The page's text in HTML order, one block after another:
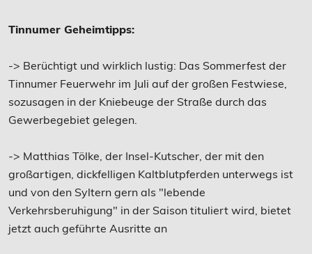
Tinnumer Geheimtipps:
-> Berüchtigt und wirklich lustig: Das Sommerfest der
Tinnumer Feuerwehr im Juli auf der großen Festwiese,
sozusagen in der Kniebeuge der Straße durch das
Gewerbegebiet gelegen.
-> Matthias Tölke, der Insel-Kutscher, der mit den
großartigen, dickfelligen Kaltblutpferden unterwegs ist
und von den Syltern gern als "lebende
Verkehrsberuhigung" in der Saison tituliert wird, bietet
jetzt auch geführte Ausritte an